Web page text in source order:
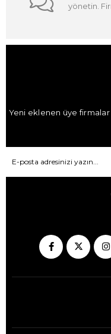
yönetin.
Yeni eklenen üye